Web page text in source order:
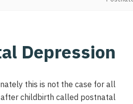
Depression
this is not the case for all
childbirth called postnatal